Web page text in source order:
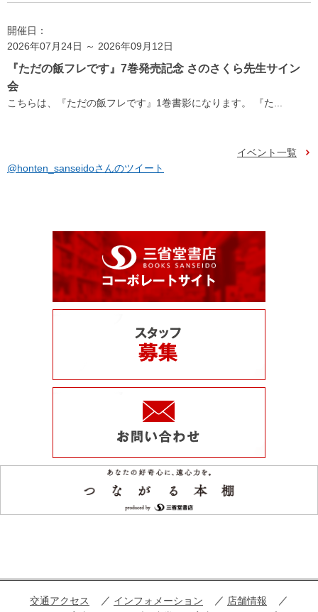
開催日：
2026年07月24日 ～ 2026年09月12日
『ただの飯フレです』7巻発売記念 さのさくら先生サイン
会
こちらは、『ただの飯フレです』1巻書影になります。 『た...
イベント一覧
@honten_sanseidoさんのツイート
交通アクセス インフォメーション
店舗情報